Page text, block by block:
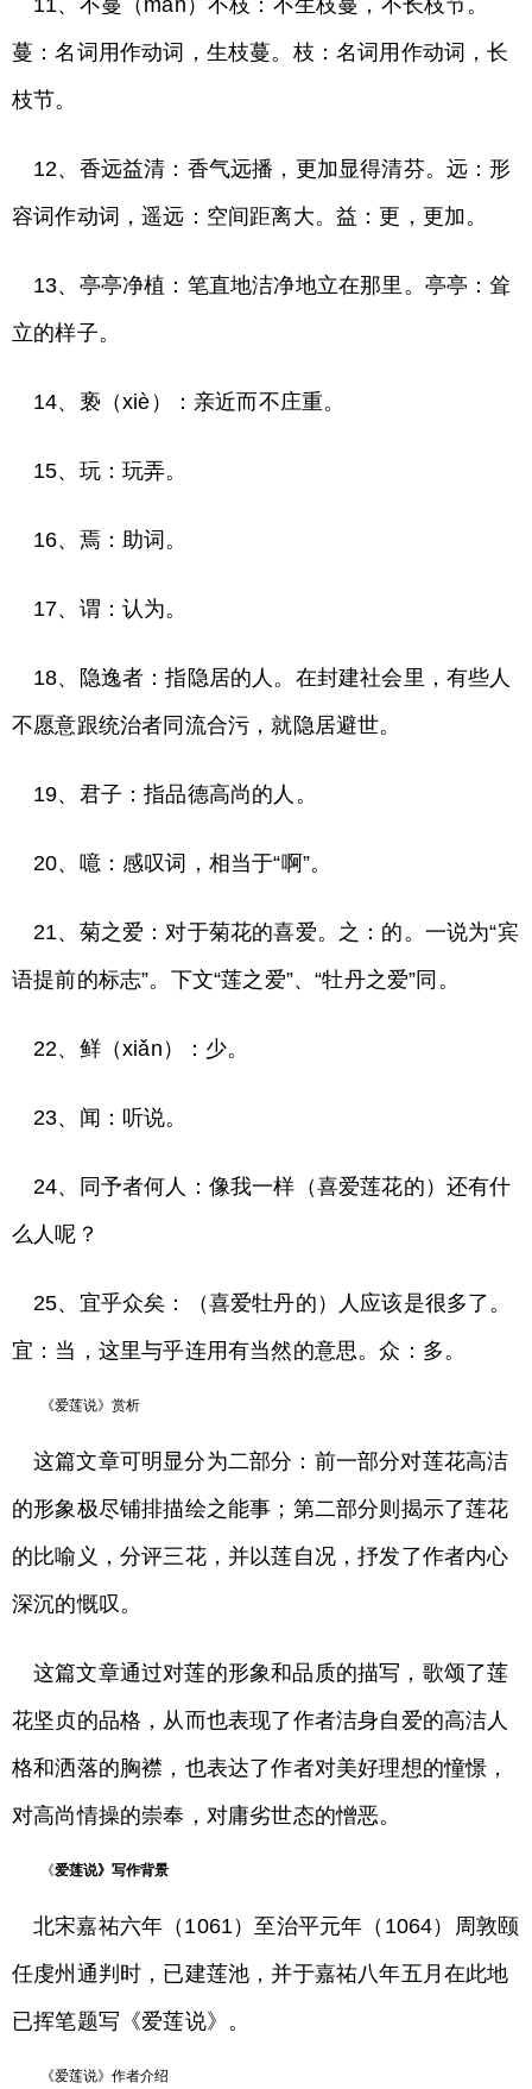
11、不蔓（màn）不枝：不生枝蔓，不长枝节。
蔓：名词用作动词，生枝蔓。枝：名词用作动词，长
枝节。
12、香远益清：香气远播，更加显得清芬。远：形
容词作动词，遥远：空间距离大。益：更，更加。
13、亭亭净植：笔直地洁净地立在那里。亭亭：耸
立的样子。
14、亵（xiè）：亲近而不庄重。
15、玩：玩弄。
16、焉：助词。
17、谓：认为。
18、隐逸者：指隐居的人。在封建社会里，有些人
不愿意跟统治者同流合污，就隐居避世。
19、君子：指品德高尚的人。
20、噫：感叹词，相当于“啊”。
21、菊之爱：对于菊花的喜爱。之：的。一说为“宾
语提前的标志”。下文“莲之爱”、“牡丹之爱”同。
22、鲜（xiǎn）：少。
23、闻：听说。
24、同予者何人：像我一样（喜爱莲花的）还有什
么人呢？
25、宜乎众矣：（喜爱牡丹的）人应该是很多了。
宜：当，这里与乎连用有当然的意思。众：多。
《爱莲说》赏析
这篇文章可明显分为二部分：前一部分对莲花高洁
的形象极尽铺排描绘之能事；第二部分则揭示了莲花
的比喻义，分评三花，并以莲自况，抒发了作者内心
深沉的慨叹。
这篇文章通过对莲的形象和品质的描写，歌颂了莲
花坚贞的品格，从而也表现了作者洁身自爱的高洁人
格和洒落的胸襟，也表达了作者对美好理想的憧憬，
对高尚情操的崇奉，对庸劣世态的憎恶。
《爱莲说》写作背景
北宋嘉祐六年（1061）至治平元年（1064）周敦颐
任虔州通判时，已建莲池，并于嘉祐八年五月在此地
已挥笔题写《爱莲说》。
《爱莲说》作者介绍